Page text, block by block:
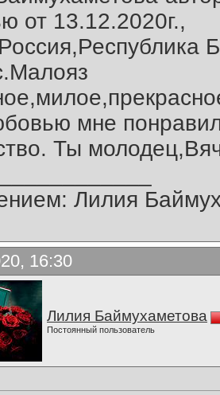
от 13.12.2020г.,
мне
Ты
Лилия
16:30
Лилия Баймухаметова
Постоянный пользователь